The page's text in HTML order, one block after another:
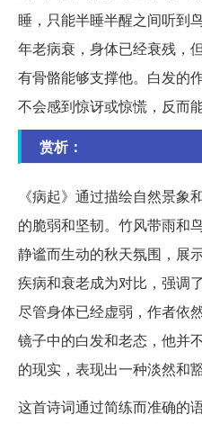
睡，只能半睡半醒之间听到
年老病衰，身体已经衰残，
有骨骼能够支撑他。白发的
不会感到惊讶或惊慌，反而
赏析：
《病起》通过描绘自然景象
的脆弱和坚韧。竹风带雨和
静谧而生动的秋天氛围，展
疾病和衰老成为对比，强调
尽管身体已经虚弱，作者依
镜子中的白发和老态，他并
的现实，表现出一种淡然和
这首诗词通过简练而准确的